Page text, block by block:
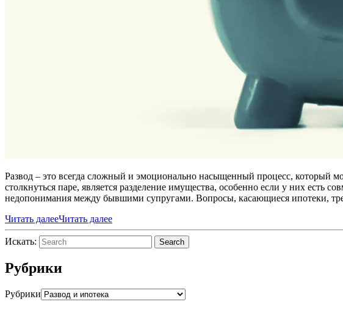
Развод – это всегда сложный и эмоционально насыщенный процесс, который
столкнуться паре, является разделение имущества, особенно если у них есть
недопонимания между бывшими супругами. Вопросы, касающиеся ипотеки,
Читать далееЧитать далее
Искать: Search
Рубрики
Рубрики